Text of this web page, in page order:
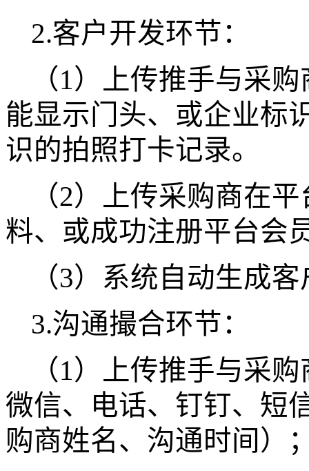
2.客户开发环节：
（1）上传推手与采
能显示门头、或企业标
识的拍照打卡记录。
（2）上传采购商在
料、或成功注册平台会
（3）系统自动生成
3.沟通撮合环节：
（1）上传推手与采
微信、电话、钉钉、短
购商姓名、沟通时间）